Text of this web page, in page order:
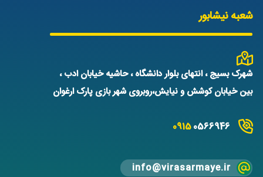
شعبه نیشابور
شهرک بسیج ، انتهای بلوار دانشگاه ، حاشیه خیابان ادب ،
بین خیابان کوشش و نیایش،روبروی شهر بازی پارک ارغوان
09150566946
info@virasarmaye.ir